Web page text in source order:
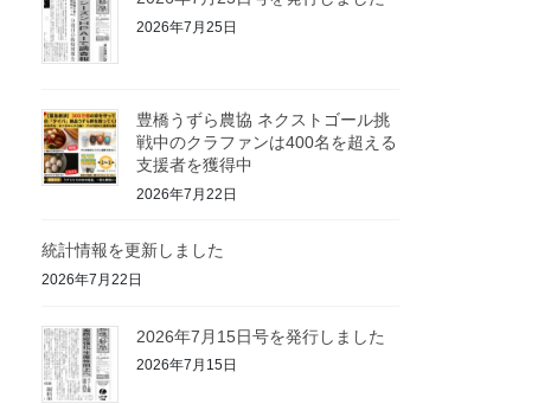
2026年7月25日
豊橋うずら農協 ネクストゴール挑
戦中のクラファンは400名を超える
支援者を獲得中
2026年7月22日
統計情報を更新しました
2026年7月22日
2026年7月15日号を発行しました
2026年7月15日